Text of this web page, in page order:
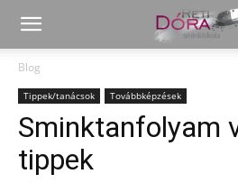
Blog
Tippek/tanácsok Továbbképzések
Sminktanfolyam
tippek